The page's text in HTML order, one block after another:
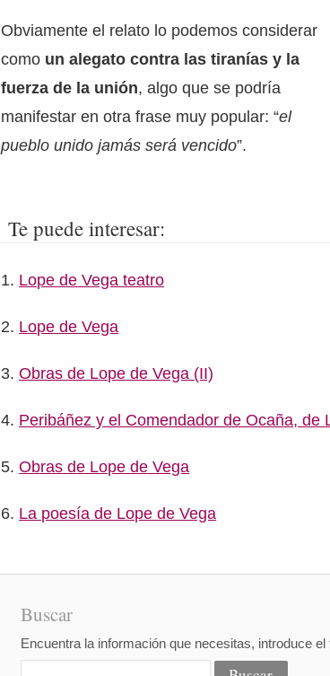
Obviamente el relato lo podemos considerar
como un alegato contra las tiranías y la
fuerza de la unión, algo que se podría
manifestar en otra frase muy popular: “el
pueblo unido jamás será vencido”.
Te puede interesar:
Lope de Vega teatro
Lope de Vega
Obras de Lope de Vega (II)
Peribáñez y el Comendador de Ocaña, de
Obras de Lope de Vega
La poesía de Lope de Vega
Buscar
Encuentra la información que necesitas, introduce el